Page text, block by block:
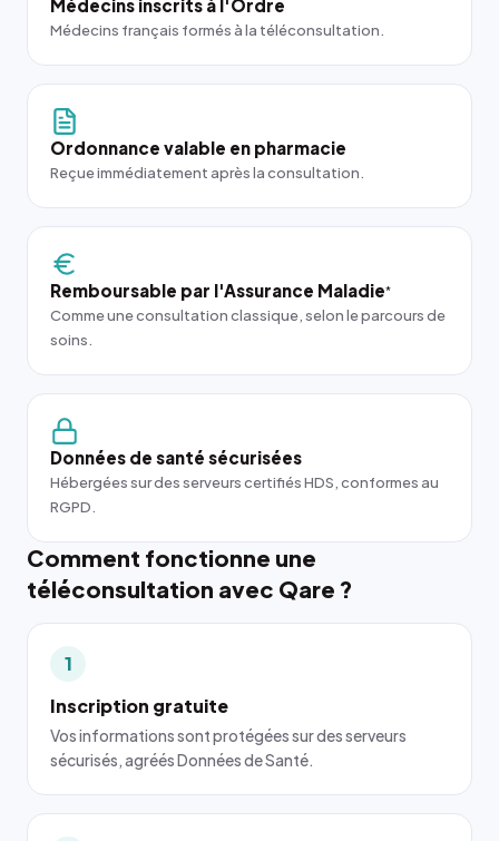
Médecins inscrits à l'Ordre
Médecins français formés à la téléconsultation.
Ordonnance valable en pharmacie
Reçue immédiatement après la consultation.
Remboursable par l'Assurance Maladie*
Comme une consultation classique, selon le parcours de
soins.
Données de santé sécurisées
Hébergées sur des serveurs certifiés HDS, conformes au
RGPD.
Comment fonctionne une
téléconsultation avec Qare ?
1
Inscription gratuite
Vos informations sont protégées sur des serveurs
sécurisés, agréés Données de Santé.